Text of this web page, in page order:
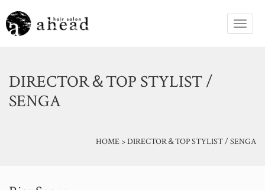
DIRECTOR＆TOP STYLIST /
SENGA
HOME >DIRECTOR＆TOP STYLIST / SENGA